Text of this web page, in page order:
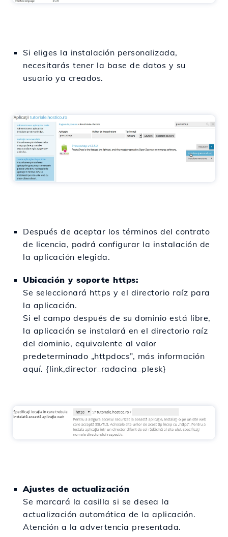
Si eliges la instalación personalizada,
necesitarás tener la base de datos y su
usuario ya creados.
Después de aceptar los términos del contrato
de licencia, podrá configurar la instalación de
la aplicación elegida.
Ubicación y soporte https:
Se seleccionará https y el directorio raíz para
la aplicación.
Si el campo después de su dominio está libre,
la aplicación se instalará en el directorio raíz
del dominio, equivalente al valor
predeterminado „httpdocs”, más información
aquí. {link,director_radacina_plesk}
Ajustes de actualización
Se marcará la casilla si se desea la
actualización automática de la aplicación.
Atención a la advertencia presentada.